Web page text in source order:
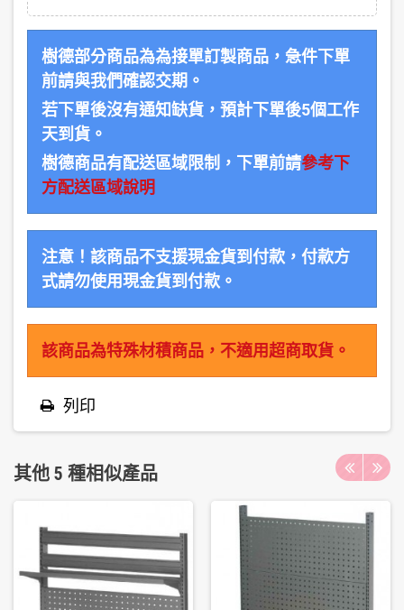
樹德部分商品為為接單訂製商品，急件下單
前請與我們確認交期。
若下單後沒有通知缺貨，預計下單後5個工作
天到貨。
樹德商品有配送區域限制，下單前請參考下
方配送區域說明
注意！該商品不支援現金貨到付款，付款方
式請勿使用現金貨到付款。
該商品為特殊材積商品，不適用超商取貨。
列印
其他 5 種相似產品